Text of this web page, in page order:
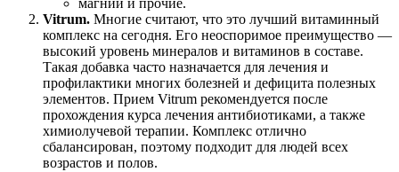
магний и прочие.
Vitrum. Многие считают, что это лучший витаминный
комплекс на сегодня. Его неоспоримое преимущество —
высокий уровень минералов и витаминов в составе.
Такая добавка часто назначается для лечения и
профилактики многих болезней и дефицита полезных
элементов. Прием Vitrum рекомендуется после
прохождения курса лечения антибиотиками, а также
химиолучевой терапии. Комплекс отлично
сбалансирован, поэтому подходит для людей всех
возрастов и полов.